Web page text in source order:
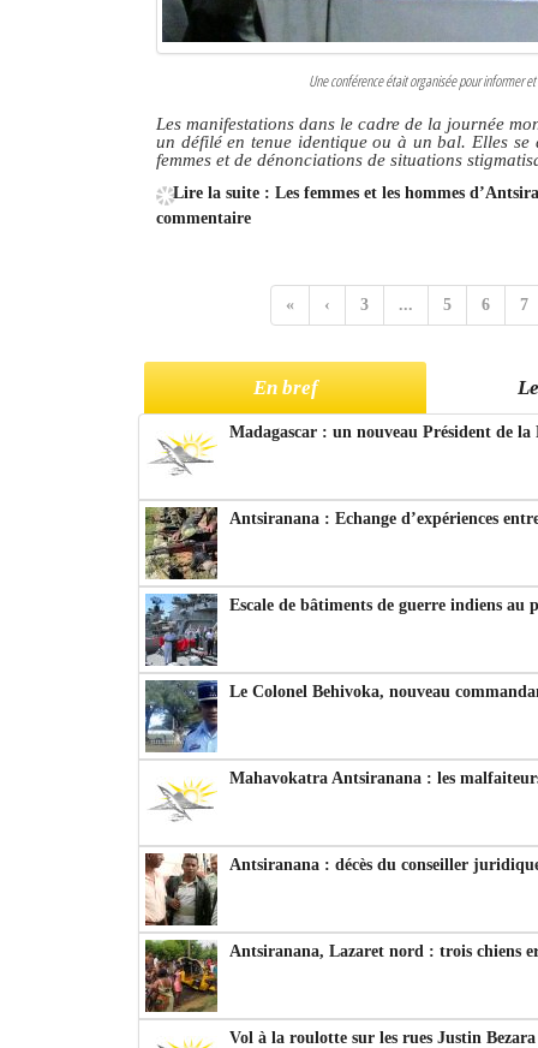
Une conférence était organisée pour informer
Les manifestations dans le cadre de la journée
un défilé en tenue identique ou à un bal. Elles se
femmes et de dénonciations de situations
Lire la suite : Les femmes et les hommes
commentaire
« ‹ 3 ... 5 6 7
En bref
Madagascar : un nouveau Président de
Antsiranana : Echange d’expériences
Escale de bâtiments de guerre indiens au
Le Colonel Behivoka, nouveau
Mahavokatra Antsiranana : les
Antsiranana : décès du conseiller
Antsiranana, Lazaret nord : trois chiens
Vol à la roulotte sur les rues Justin